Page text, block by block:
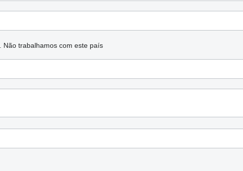
Não trabalhamos com este país